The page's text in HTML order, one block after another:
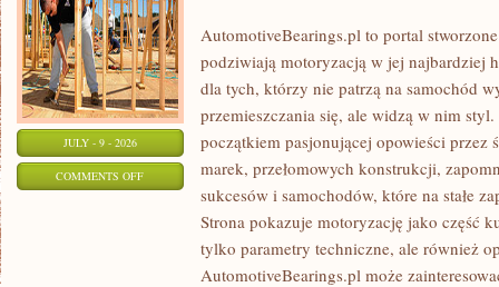
JULY - 9 - 2026
COMMENTS OFFON
WYDARZENIA
SPOTKANIA
AutomotiveBearings.pl to portal
podziwiają motoryzacją w jej najbardziej
dla tych, którzy nie patrzą na samochód
przemieszczania się, ale widzą w nim
początkiem pasjonującej opowieści przez
marek, przełomowych konstrukcji,
sukcesów i samochodów, które na stałe
Strona pokazuje motoryzację jako część
tylko parametry techniczne, ale również
AutomotiveBearings.pl może